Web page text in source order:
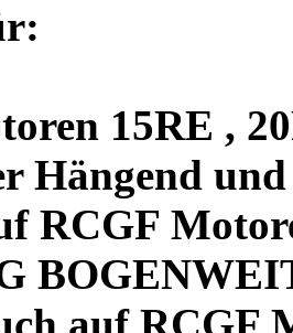
15RE ,
Hängend
RCGF
auf RCGF